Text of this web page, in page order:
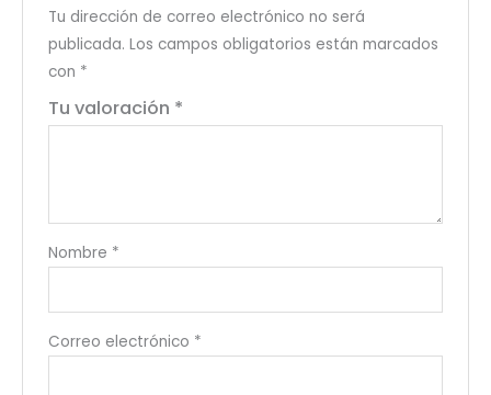
Tu dirección de correo electrónico no será
publicada. Los campos obligatorios están marcados
con *
Tu valoración *
Nombre *
Correo electrónico *